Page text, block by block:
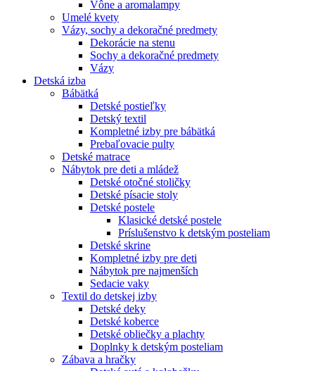
Vône a aromalampy
Umelé kvety
Vázy, sochy a dekoračné predmety
Dekorácie na stenu
Sochy a dekoračné predmety
Vázy
Detská izba
Bábätká
Detské postieľky
Detský textil
Kompletné izby pre bábätká
Prebaľovacie pulty
Detské matrace
Nábytok pre deti a mládež
Detské otočné stoličky
Detské písacie stoly
Detské postele
Klasické detské postele
Príslušenstvo k detským posteliam
Detské skrine
Kompletné izby pre deti
Nábytok pre najmenších
Sedacie vaky
Textil do detskej izby
Detské deky
Detské koberce
Detské obliečky a plachty
Doplnky k detským posteliam
Zábava a hračky